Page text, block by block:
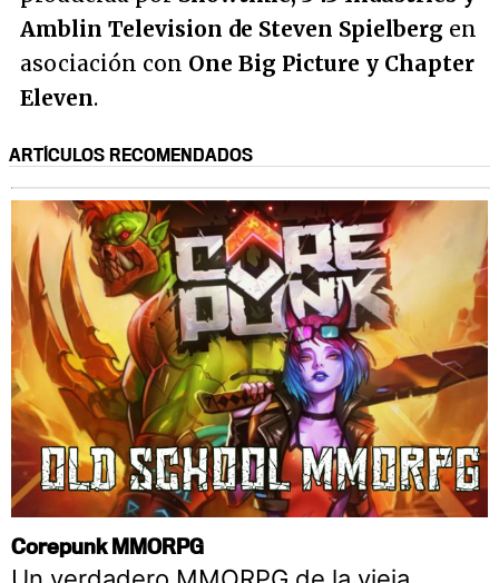
Amblin Television de Steven Spielberg en
asociación con One Big Picture y Chapter
Eleven.
ARTÍCULOS RECOMENDADOS
Corepunk MMORPG